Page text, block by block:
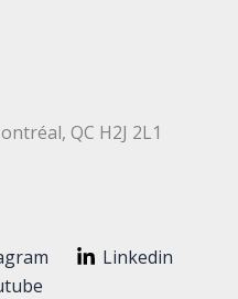
QC H2J 2L1
Linkedin